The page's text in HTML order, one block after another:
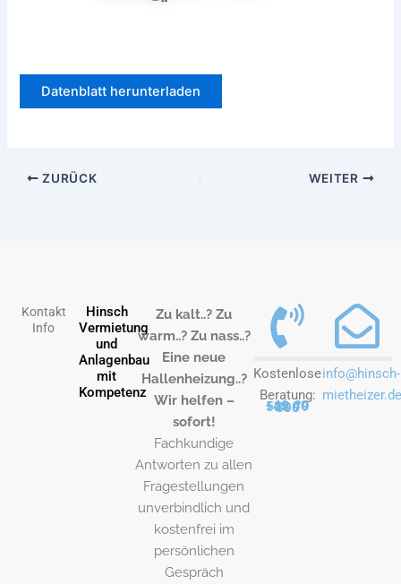
Datenblatt herunterladen
ZURÜCK WEITER
Kontakt
Info
Hinsch
Vermietung
und
Anlagenbau
mit
Kompetenz
Zu kalt..? Zu
warm..? Zu nass..?
Eine neue
Hallenheizung..?
Wir helfen –
sofort!
Fachkundige
Antworten zu allen
Fragestellungen
unverbindlich und
kostenfrei im
persönlichen
Gespräch
Kostenlose
Beratung:
+49 40 538 79 800
info@hinsch-